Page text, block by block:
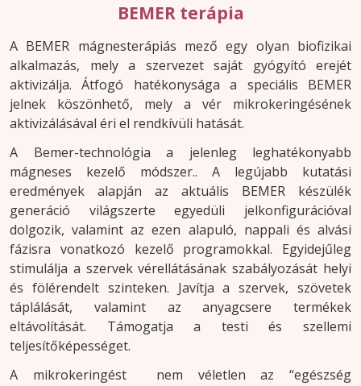
BEMER terápia
A BEMER mágnesterápiás mező egy olyan biofizikai
alkalmazás, mely a szervezet saját gyógyító erejét
aktivizálja. Átfogó hatékonysága a speciális BEMER
jelnek köszönhető, mely a vér mikrokeringésének
aktivizálásával éri el rendkívüli hatását.
A Bemer-technológia a jelenleg leghatékonyabb
mágneses kezelő módszer.. A legújabb kutatási
eredmények alapján az aktuális BEMER készülék
generáció világszerte egyedüli jelkonfigurációval
dolgozik, valamint az ezen alapuló, nappali és alvási
fázisra vonatkozó kezelő programokkal. Egyidejűleg
stimulálja a szervek vérellátásának szabályozását helyi
és fölérendelt szinteken. Javítja a szervek, szövetek
táplálását, valamint az anyagcsere termékek
eltávolítását. Támogatja a testi és szellemi
teljesítőképességet.
A mikrokeringést nem véletlen az “egészség